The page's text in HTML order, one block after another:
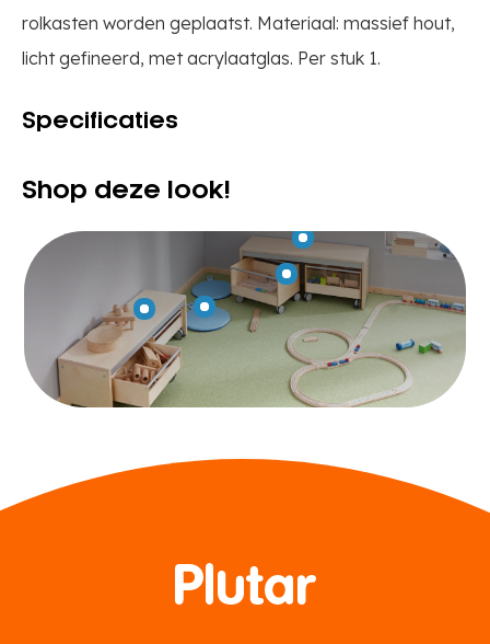
rolkasten worden geplaatst. Materiaal: massief hout,
licht gefineerd, met acrylaatglas. Per stuk 1.
Specificaties
Shop deze look!